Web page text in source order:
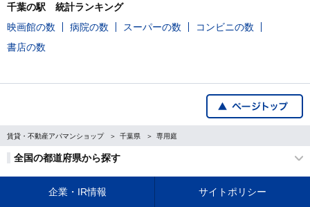
千葉の駅 統計ランキング
映画館の数
病院の数 スーパーの数
コンビニの数
書店の数
賃貸・不動産アパマンショップ 千葉県 専用庭
全国の都道府県から探す
企業・IR情報 サイトポリシー